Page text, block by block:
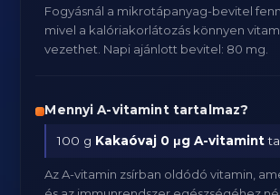
Fogyásnál a mikrotápanyag-bevitel
mivel a kalóriakorlátozás könnyen
vezethet. Napi ajánlott bevitel: 80 mg.
Mennyi A-vitamint tartalmaz?
100 g Kakaóvaj 0 μg A-vitamint
Az A-vitamin zsírban oldódó vitamin,